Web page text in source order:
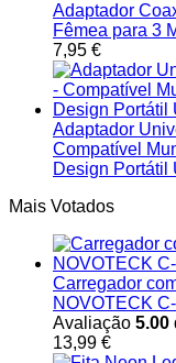
Adaptador
Fêmea para 3
7,95 €
Adaptador
Compatível
Design Portátil
Mais Votados
Carregador
NOVOTECK
Avaliação 5.00
13,99 €